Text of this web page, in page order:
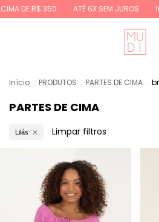
DE R$ 350 ATÉ 6X SEM JUROS
Início . PRODUTOS . PARTES DE CIMA .
PARTES DE CIMA
Lilás Limpar filtros